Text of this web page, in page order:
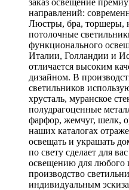
направлений:
Люстры, бра, торшеры,
потолочные
функционального
Италии, Голландии и
отличается высоким
дизайном. В
светильников
хрусталь, муранское
полудрагоценные
фарфор, жемчуг, шелк,
наших каталогах
освещать и украшать
по свету сделает для
освещению для
производство
индивидуальным